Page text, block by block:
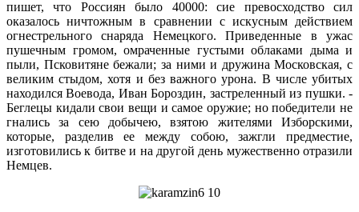
пишет, что Россиян было 40000: сие превосходство сил
оказалось ничтожным в сравнении с искусным действием
огнестрельного снаряда Немецкого. Приведенные в ужас
пушечным громом, омраченные густыми облаками дыма и
пыли, Псковитяне бежали; за ними и дружина Московская, с
великим стыдом, хотя и без важного урона. В числе убитых
находился Воевода, Иван Бороздин, застреленный из пушки. -
Беглецы кидали свои вещи и самое оружие; но победители не
гнались за сею добычею, взятою жителями Изборскими,
которые, разделив ее между собою, зажгли предместие,
изготовились к битве и на другой день мужественно отразили
Немцев.